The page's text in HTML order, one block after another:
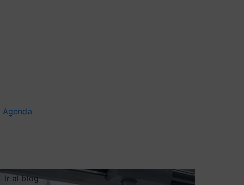
Agenda
Ir al blog